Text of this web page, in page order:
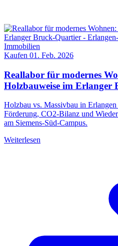
Kaufen 01. Feb. 2026
Reallabor für modernes
Holzbauweise im Erlanger
Holzbau vs. Massivbau in
Förderung, CO2-Bilanz und
am Siemens-Süd-Campus.
Weiterlesen